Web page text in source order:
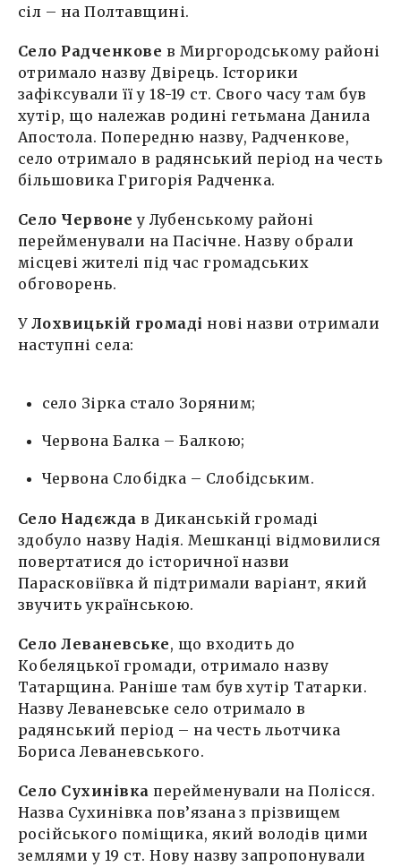
сіл – на Полтавщині.
Село Радченкове в Миргородському районі
отримало назву Двірець. Історики
зафіксували її у 18-19 ст. Свого часу там був
хутір, що належав родині гетьмана Данила
Апостола. Попередню назву, Радченкове,
село отримало в радянський період на честь
більшовика Григорія Радченка.
Село Червоне у Лубенському районі
перейменували на Пасічне. Назву обрали
місцеві жителі під час громадських
обговорень.
У Лохвицькій громаді нові назви отримали
наступні села:
село Зірка стало Зоряним;
Червона Балка – Балкою;
Червона Слобідка – Слобідським.
Село Надєжда в Диканській громаді
здобуло назву Надія. Мешканці відмовилися
повертатися до історичної назви
Парасковіївка й підтримали варіант, який
звучить українською.
Село Леваневське, що входить до
Кобеляцької громади, отримало назву
Татарщина. Раніше там був хутір Татарки.
Назву Леваневське село отримало в
радянський період – на честь льотчика
Бориса Леваневського.
Село Сухинівкаперейменували на Полісся.
Назва Сухинівка пов’язана з прізвищем
російського поміщика, який володів цими
землями у 19 ст. Нову назву запропонували